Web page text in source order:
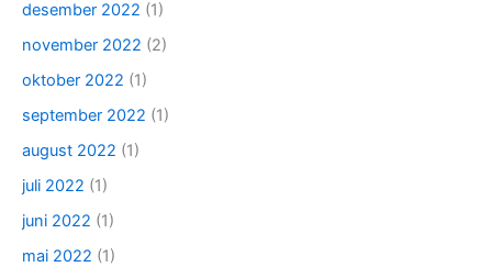
desember 2022 (1)
november 2022 (2)
oktober 2022 (1)
september 2022 (1)
august 2022 (1)
juli 2022 (1)
juni 2022 (1)
mai 2022 (1)